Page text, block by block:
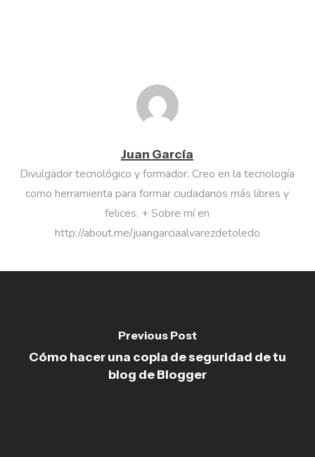
Juan García
Divulgador tecnológico y formador. Creo en la tecnología
como herramienta para formar ciudadanos más libres y
felices. + Sobre mí en
http://about.me/juangarciaalvarezdetoledo
Previous Post
Cómo hacer una copia de seguridad de tu
blog de Blogger